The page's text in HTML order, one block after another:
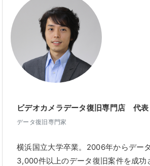
ビデオカメラデータ復旧専門店 代
データ復旧専門家
横浜国立大学卒業。2006年からデー
3,000件以上のデータ復旧案件を成功